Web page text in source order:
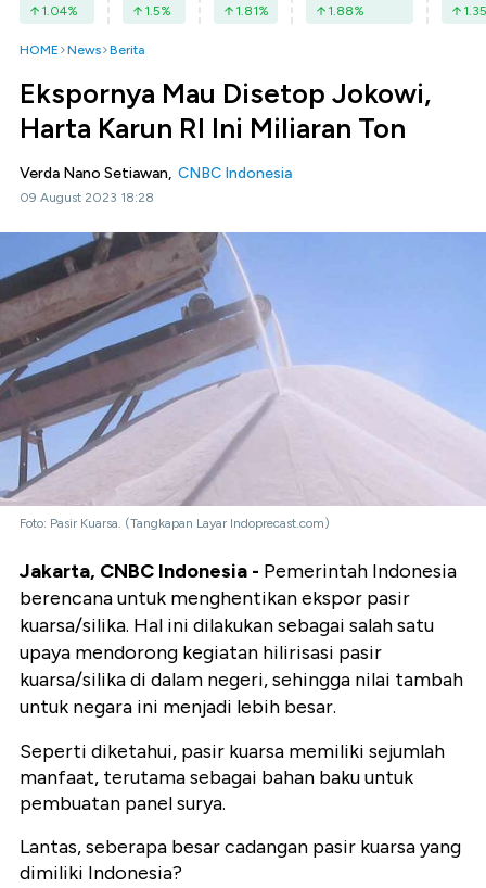
1.04% 1.5% 1.81% 1.88% 1.35
HOME News Berita
Ekspornya Mau Disetop Jokowi,
Harta Karun RI Ini Miliaran Ton
Verda Nano Setiawan, CNBC Indonesia
09 August 2023 18:28
Foto: Pasir Kuarsa. (Tangkapan Layar Indoprecast.com)
Jakarta, CNBC Indonesia - Pemerintah Indonesia
berencana untuk menghentikan ekspor pasir
kuarsa/silika. Hal ini dilakukan sebagai salah satu
upaya mendorong kegiatan hilirisasi pasir
kuarsa/silika di dalam negeri, sehingga nilai tambah
untuk negara ini menjadi lebih besar.
Seperti diketahui, pasir kuarsa memiliki sejumlah
manfaat, terutama sebagai bahan baku untuk
pembuatan panel surya.
Lantas, seberapa besar cadangan pasir kuarsa yang
dimiliki Indonesia?